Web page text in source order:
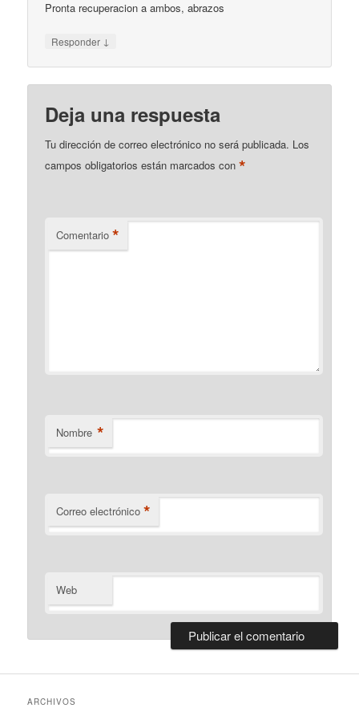
Pronta recuperacion a ambos, abrazos
Responder ↓
Deja una respuesta
Tu dirección de correo electrónico no será publicada. Los
campos obligatorios están marcados con*
Comentario *
Nombre *
Correo electrónico *
Web
ARCHIVOS